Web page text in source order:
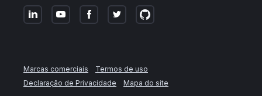
Marcas comerciais
Termos de uso
Declaração de Privacidade
Mapa do site